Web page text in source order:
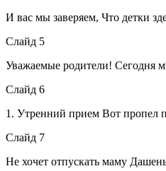
И вас мы заверяем, Что детки
Слайд 5
Уважаемые родители! Сегодня
Слайд 6
1. Утренний прием Вот пропел
Слайд 7
Не хочет отпускать маму